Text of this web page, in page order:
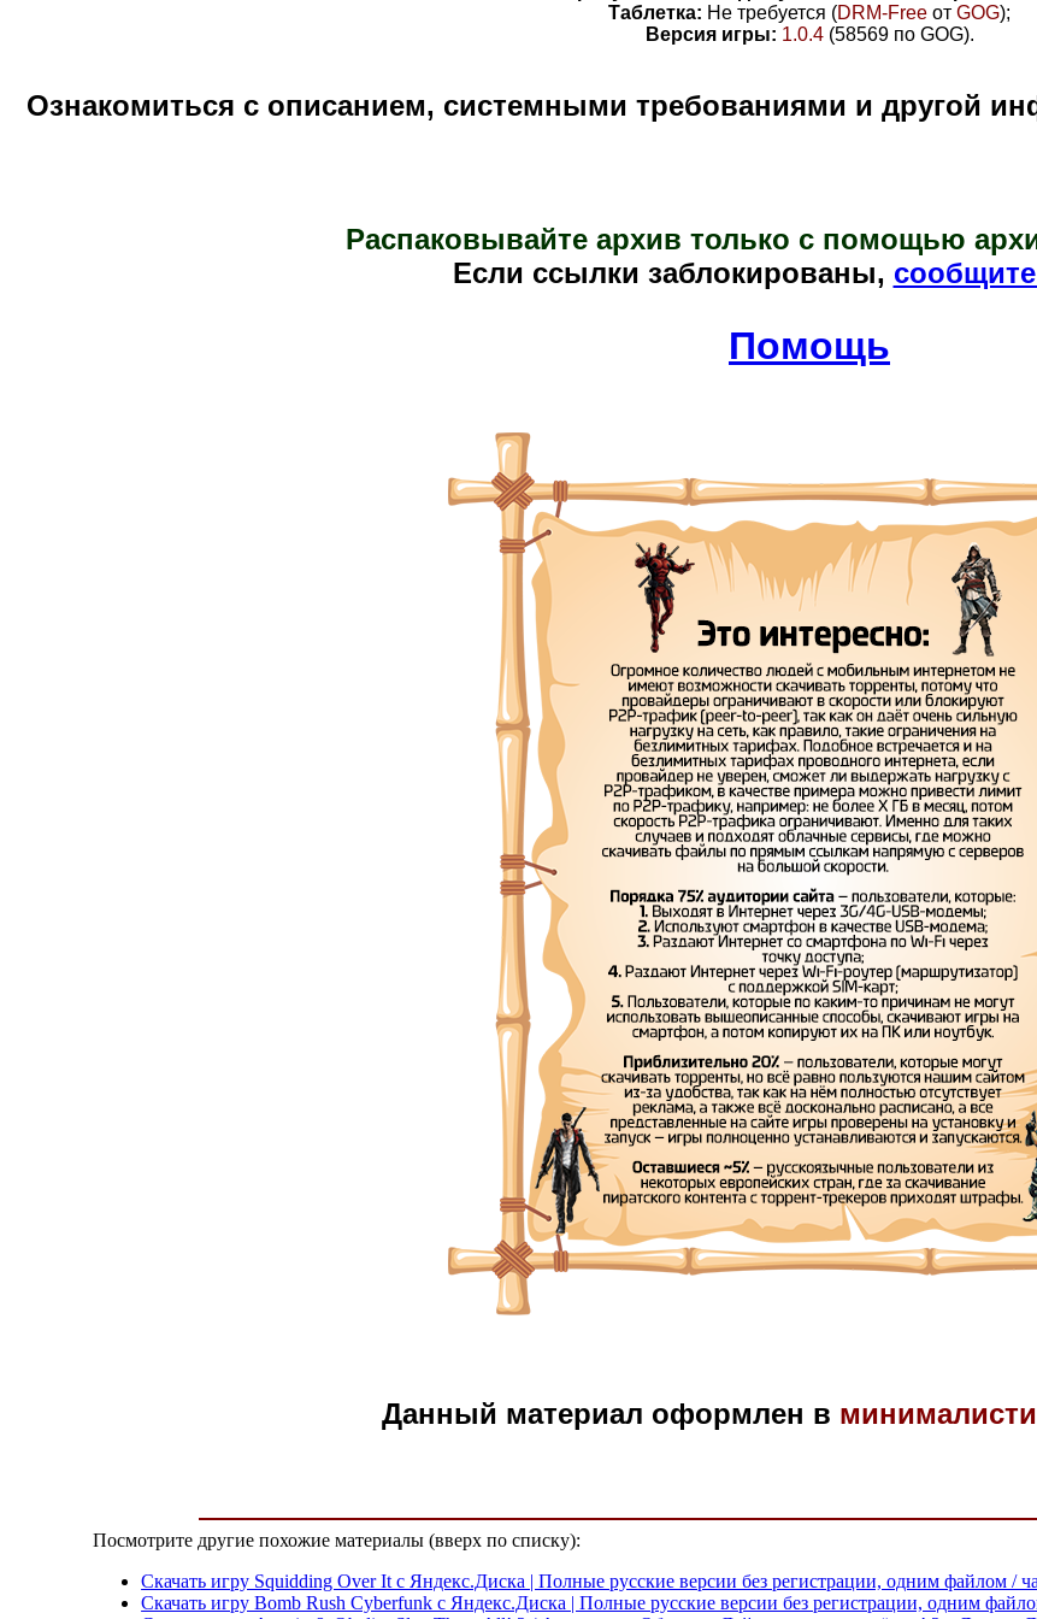
Таблетка: Не требуется (DRM-Free от GOG);
Версия игры: 1.0.4(58569 по GOG).
Ознакомиться с описанием, системными требованиями и другой
Распаковывайте архив только с помощью
Если ссылки заблокированы,
Помощь
Данный материал оформлен в
Посмотрите другие похожие материалы (вверх по списку):
Скачать игру Squidding Over It с Яндекс.Диска | Полные русские версии без регистрации, одним файлом /
Скачать игру Bomb Rush Cyberfunk с Яндекс.Диска | Полные русские версии без регистрации, одним